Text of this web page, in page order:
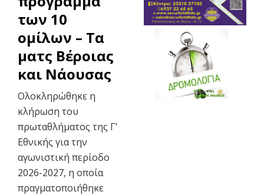
των 10
ομίλων – Τα
ματς Βέροιας
και Νάουσας
Ολοκληρώθηκε η
κλήρωση του
πρωταθλήματος της Γ’
Εθνικής για την
αγωνιστική περίοδο
2026-2027, η οποία
πραγματοποιήθηκε